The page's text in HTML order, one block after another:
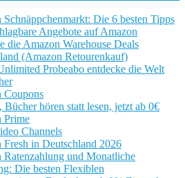
Schnäppchenmarkt: Die 6 besten Tipps
Angebote auf Amazon
die Amazon Warehouse Deals
(Amazon Retourenkauf)
Probeabo entdecke die Welt
Coupons
Bücher hören statt lesen, jetzt ab 0€
Prime
Channels
Fresh in Deutschland 2026
Ratenzahlung und Monatliche
Die besten Flexiblen